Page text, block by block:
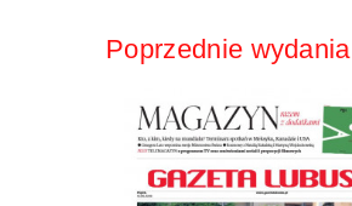
Poprzednie wydania